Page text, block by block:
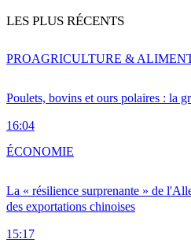
LES PLUS RÉCENTS
Poulets, bovins et ours polaires : la
16:04
PROAGRICULTURE &
La « résilience surprenante » de
des exportations chinoises
15:17
ÉCONOMIE